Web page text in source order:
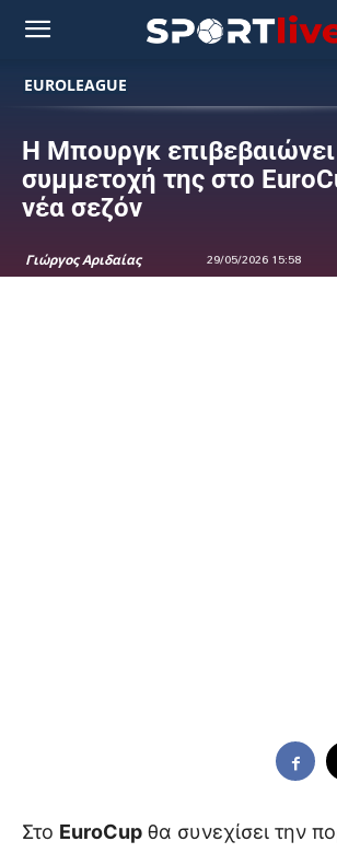
EUROLEAGUE
Η Μπουργκ
συμμετοχή της στο
νέα σεζόν
Γιώργος Αριδαίας 29/05/2026 15:58
Στο EuroCup θα συνεχίσει την